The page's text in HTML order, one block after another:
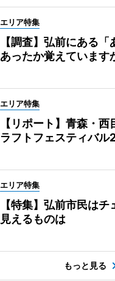
エリア特集
【調査】弘前にある
あったか覚えています
エリア特集
【リポート】青森・
ラフトフェスティバ
エリア特集
【特集】弘前市民は
見えるものは
もっと見る